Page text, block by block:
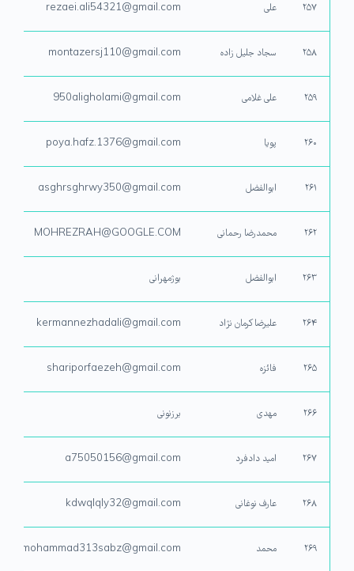
۲۵۷ علی rezaei.ali54321@gmail.com
۲۵۸ سجاد جلیل زاده montazersj110@gmail.com
۲۵۹ علی غلامی 950aligholami@gmail.com
۲۶۰ پویا poya.hafz.1376@gmail.com
۲۶۱ ابوالفضل asghrsghrwy350@gmail.com
۲۶۲ محمدرضا رحمانی MOHREZRAH@GOOGLE.COM
۲۶۳ ابوالفضل بوژمهرانی
۲۶۴ علیرضا کرمان نژاد kermannezhadali@gmail.com
۲۶۵ فائزه shariporfaezeh@gmail.com
۲۶۶ مهدی برزنونی
۲۶۷ امید دادفرد a75050156@gmail.com
۲۶۸ عارف نوغانی kdwqlqly32@gmail.com
۲۶۹ محمد mohammad313sabz@gmail.com